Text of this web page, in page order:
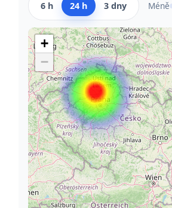
6 h 24 h 3 dny Méně
+
−